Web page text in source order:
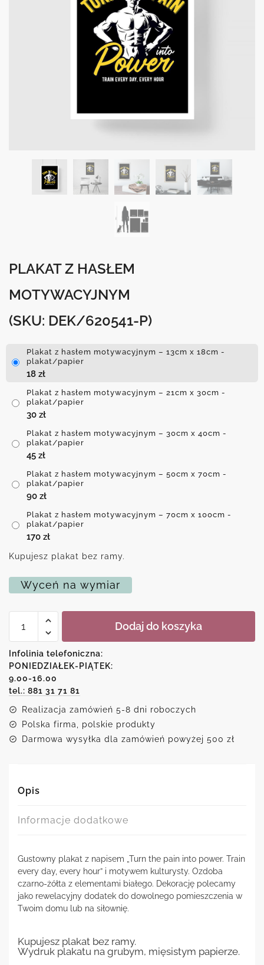
PLAKAT Z HASŁEM
MOTYWACYJNYM
(SKU: DEK/620541-P)
Plakat z hasłem motywacyjnym – 13cm x 18cm -
plakat/papier
18 zł
Plakat z hasłem motywacyjnym – 21cm x 30cm -
plakat/papier
30 zł
Plakat z hasłem motywacyjnym – 30cm x 40cm -
plakat/papier
45 zł
Plakat z hasłem motywacyjnym – 50cm x 70cm -
plakat/papier
90 zł
Plakat z hasłem motywacyjnym – 70cm x 100cm -
plakat/papier
170 zł
Kupujesz plakat bez ramy.
Wyceń na wymiar
Plakat
motywacyjnym
Dodaj do koszyka
Infolinia telefoniczna:
PONIEDZIAŁEK-PIĄTEK:
9.00-16.00
tel.: 881 31 71 81
Realizacja zamówień 5-8 dni roboczych
Polska firma, polskie produkty
Darmowa wysyłka dla zamówień powyżej 500 zł
Opis
Informacje dodatkowe
Gustowny plakat z napisem „Turn the pain into power. Train
every day, every hour” i motywem kulturysty. Ozdoba
czarno-żółta z elementami białego. Dekorację polecamy
jako rewelacyjny dodatek do dowolnego pomieszczenia w
Twoim domu lub na siłownię.
Kupujesz plakat bez ramy.
Wydruk plakatu na grubym, mięsistym papierze.